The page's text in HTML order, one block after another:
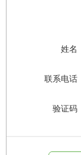
姓名
联系电话
验证码